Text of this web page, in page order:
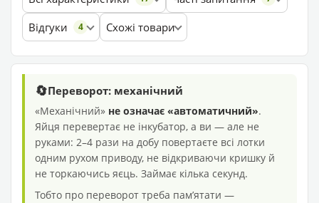
Відгуки 4 Схожі товари
🔄Переворот: механічний
«Механічний» не означає «автоматичний».
Яйця перевертає не інкубатор, а ви — але не
руками: 2–4 рази на добу повертаєте всі лотки
одним рухом приводу, не відкриваючи кришку й
не торкаючись яєць. Займає кілька секунд.
Тобто про переворот треба памʼятати —